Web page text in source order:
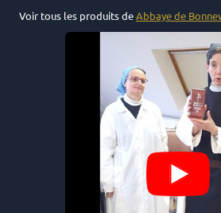
Voir tous les produits deAbbaye de